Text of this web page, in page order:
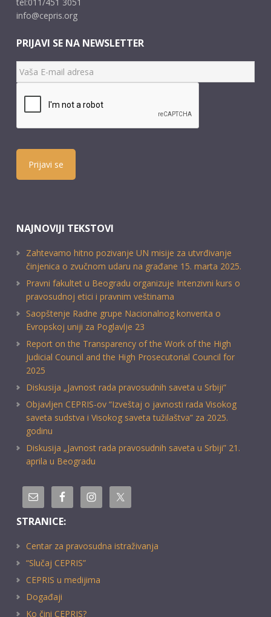
info@cepris.org
PRIJAVI SE NA NEWSLETTER
Prijavi se
NAJNOVIJI TEKSTOVI
Zahtevamo hitno pozivanje UN misije za utvrđivanje
činjenica o zvučnom udaru na građane 15. marta 2025.
Pravni fakultet u Beogradu organizuje Intenzivni kurs o
pravosudnoj etici i pravnim veštinama
Saopštenje Radne grupe Nacionalnog konventa o
Evropskoj uniji za Poglavlje 23
Report on the Transparency of the Work of the High
Judicial Council and the High Prosecutorial Council for
2025
Diskusija „Javnost rada pravosudnih saveta u Srbiji“
Objavljen CEPRIS-ov “Izveštaj o javnosti rada Visokog
saveta sudstva i Visokog saveta tužilaštva” za 2025.
godinu
Diskusija „Javnost rada pravosudnih saveta u Srbiji” 21.
aprila u Beogradu
STRANICE:
Centar za pravosudna istraživanja
“Slučaj CEPRIS”
CEPRIS u medijima
Događaji
Ko čini CEPRIS?